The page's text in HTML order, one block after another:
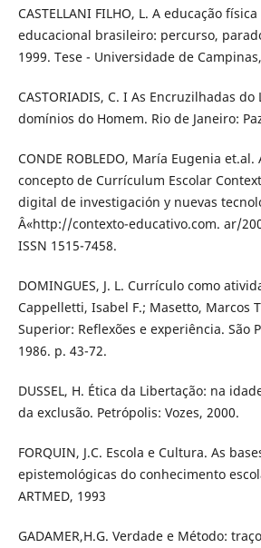
CASTELLANI FILHO, L. A educação
educacional brasileiro: percurso,
1999. Tese - Universidade de
CASTORIADIS, C. I As Encruzilhadas
domínios do Homem. Rio de Janeiro:
CONDE ROBLEDO, María Eugenia
concepto de Currículum Escolar
digital de investigación y nuevas
Â«http://contexto-educativo.com. ar/
ISSN 1515-7458.
DOMINGUES, J. L. Currículo como
Cappelletti, Isabel F.; Masetto, Marcos
Superior: Reflexões e experiência. São
1986. p. 43-72.
DUSSEL, H. Ética da Libertação: na
da exclusão. Petrópolis: Vozes, 2000.
FORQUIN, J.C. Escola e Cultura. As
epistemológicas do conhecimento
ARTMED, 1993
GADAMER,H.G. Verdade e Método: